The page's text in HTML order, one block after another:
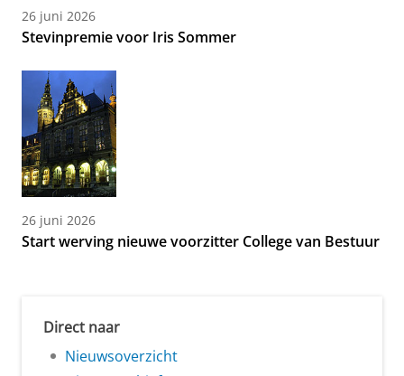
26 juni 2026
Stevinpremie voor Iris Sommer
26 juni 2026
Start werving nieuwe voorzitter College van Bestuur
Direct naar
Nieuwsoverzicht